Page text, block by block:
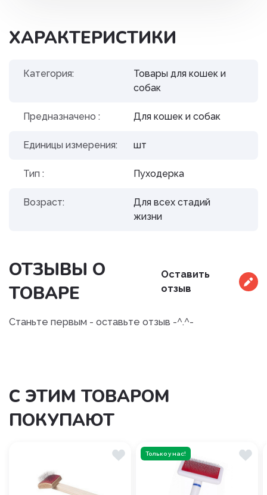
ХАРАКТЕРИСТИКИ
Категория:
Товары для кошек и
собак
Предназначено : Для кошек и собак
Единицы измерения: шт
Тип : Пуходерка
Возраст:
Для всех стадий
жизни
ОТЗЫВЫ О
ТОВАРЕ
Оставить
отзыв
Станьте первым - оставьте отзыв -^.^-
С ЭТИМ ТОВАРОМ
ПОКУПАЮТ
Только у нас!